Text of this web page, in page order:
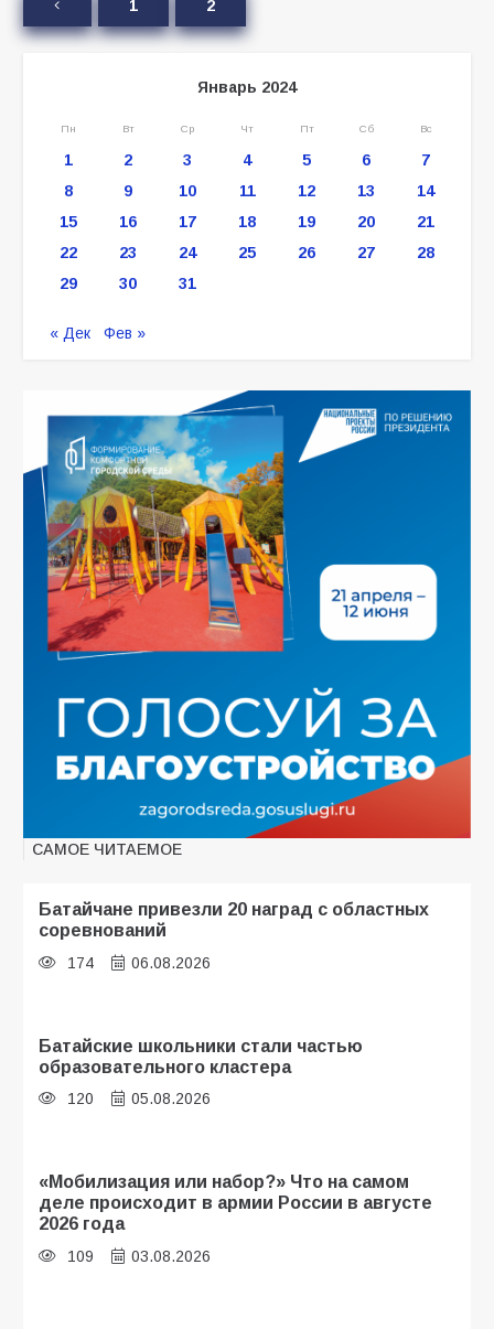
1 2
Январь 2024
Пн Вт Ср Чт Пт Сб Вс
1 2 3 4 5 6
7
8
9 10 11 12 13
14
15
16 17 18 19 20
21
22
23 24 25 26 27
28
29
30 31
« Дек Фев »
САМОЕ ЧИТАЕМОЕ
Батайчане привезли 20 наград с областных
соревнований
174 06.08.2026
Батайские школьники стали частью
образовательного кластера
120 05.08.2026
«Мобилизация или набор?» Что на самом
деле происходит в армии России в августе
2026 года
109 03.08.2026